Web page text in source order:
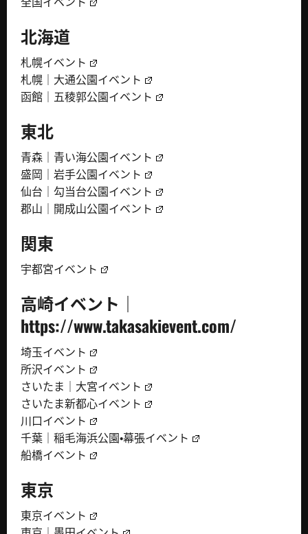
北海道
札幌イベント
札幌｜大通公園イベント
函館｜五稜郭公園イベント
東北
青森｜青い海公園イベント
盛岡｜岩手公園イベント
仙台｜勾当台公園イベント
郡山｜開成山公園イベント
関東
宇都宮イベント
高崎イベント｜
https://www.takasakievent.com/
埼玉イベント
所沢イベント
さいたま｜大宮イベント
さいたま新都心イベント
川口イベント
千葉｜稲毛海浜公園・幕張イベント
船橋イベント
東京
東京イベント